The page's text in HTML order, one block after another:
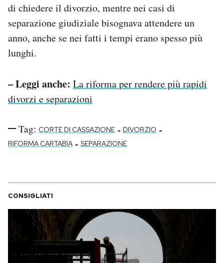
di chiedere il divorzio, mentre nei casi di
separazione giudiziale bisognava attendere un
anno, anche se nei fatti i tempi erano spesso più
lunghi.
– Leggi anche: La riforma per rendere più rapidi
divorzi e separazioni
Tag: CORTE DI CASSAZIONE - DIVORZIO -
RIFORMA CARTABIA - SEPARAZIONE
CONSIGLIATI